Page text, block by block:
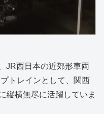
JR西日本の近郊形車両
トレインとして、関西
縦横無尽に活躍していま